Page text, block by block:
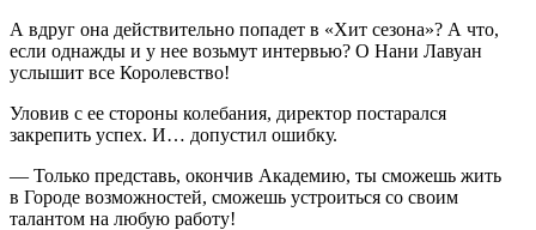
А вдруг она действительно попадет в «Хит сезона»? А что,
если однажды и у нее возьмут интервью? О Нани Лавуан
услышит все Королевство!
Уловив с ее стороны колебания, директор постарался
закрепить успех. И… допустил ошибку.
— Только представь, окончив Академию, ты сможешь жить
в Городе возможностей, сможешь устроиться со своим
талантом на любую работу!